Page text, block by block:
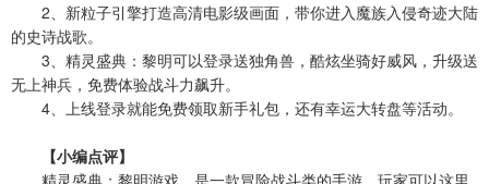
2、新粒子引擎打造高清电影级画面，带你进入魔族入侵奇迹大陆
的史诗战歌。
3、精灵盛典：黎明可以登录送独角兽，酷炫坐骑好威风，升级送
无上神兵，免费体验战斗力飙升。
4、上线登录就能免费领取新手礼包，还有幸运大转盘等活动。
【小编点评】
精灵盛典：黎明游戏，是一款冒险战斗类的手游，玩家可以这里